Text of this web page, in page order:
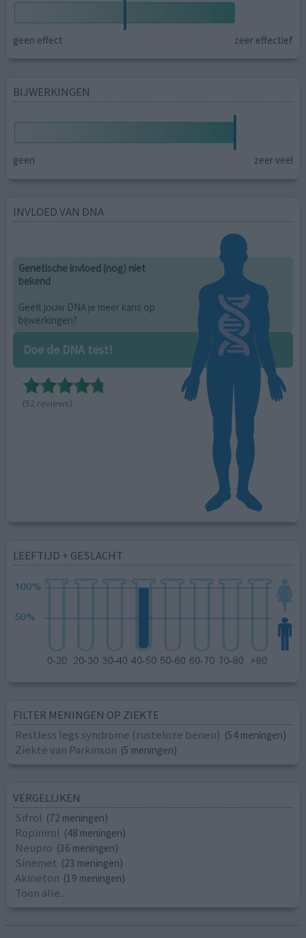
geen effect zeer effectief
BIJWERKINGEN
geen zeer veel
INVLOED VAN DNA
Genetische invloed (nog) niet
bekend
Geeft jouw DNA je meer kans op
bijwerkingen?
Doe de DNA test!
(52 reviews)
LEEFTIJD + GESLACHT
FILTER MENINGEN OP ZIEKTE
Restless legs syndrome (rusteloze benen) (54 meningen)
Ziekte van Parkinson (5 meningen)
VERGELIJKEN
Sifrol (72 meningen)
Ropinirol (48 meningen)
Neupro (36 meningen)
Sinemet (23 meningen)
Akineton (19 meningen)
Toon alle...